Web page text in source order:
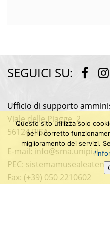
SEGUICI SU:
c
e
b
o
o
k
I
r
Ufficio di supporto
Viale delle Piagge, 2
56124 PISA
E-mail: info@sma.unipi.it
PEC:
Fax: (+39) 050 2210602
Questo sito utilizza solo
per il corretto
miglioramento dei servizi.